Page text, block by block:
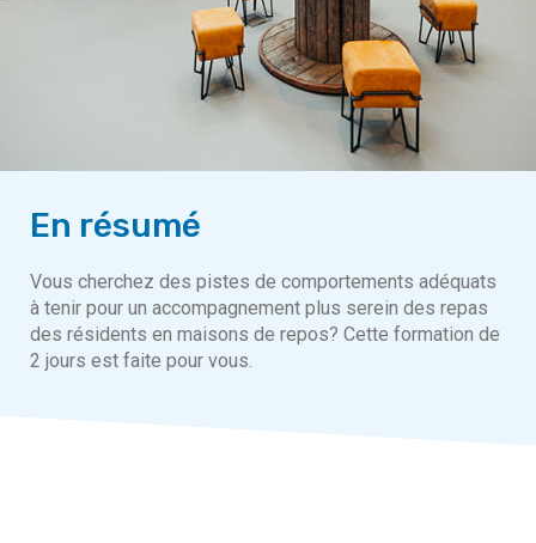
En résumé
Vous cherchez des pistes de comportements adéquats
à tenir pour un accompagnement plus serein des repas
des résidents en maisons de repos? Cette formation de
2 jours est faite pour vous.